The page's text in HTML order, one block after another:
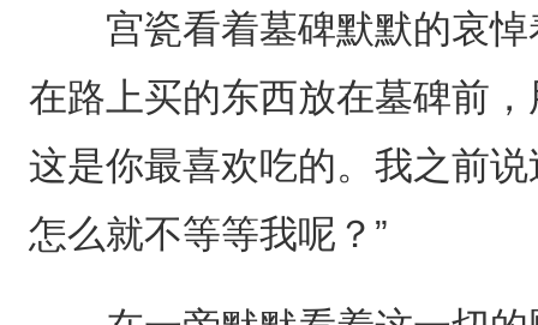
宫瓷看着墓碑默默的哀悼
在路上买的东西放在墓碑前
这是你最喜欢吃的。我之前
怎么就不等等我呢？”